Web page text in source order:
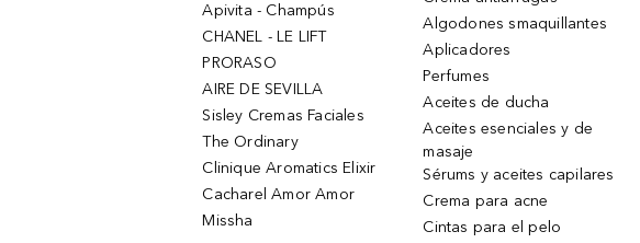
Apivita - Champús
CHANEL - LE LIFT
PRORASO
AIRE DE SEVILLA
Sisley Cremas Faciales
The Ordinary
Clinique Aromatics Elixir
Cacharel Amor Amor
Missha
Algodones smaquillantes
Aplicadores
Perfumes
Aceites de ducha
Aceites esenciales y de
masaje
Sérums y aceites capilares
Crema para acne
Cintas para el pelo